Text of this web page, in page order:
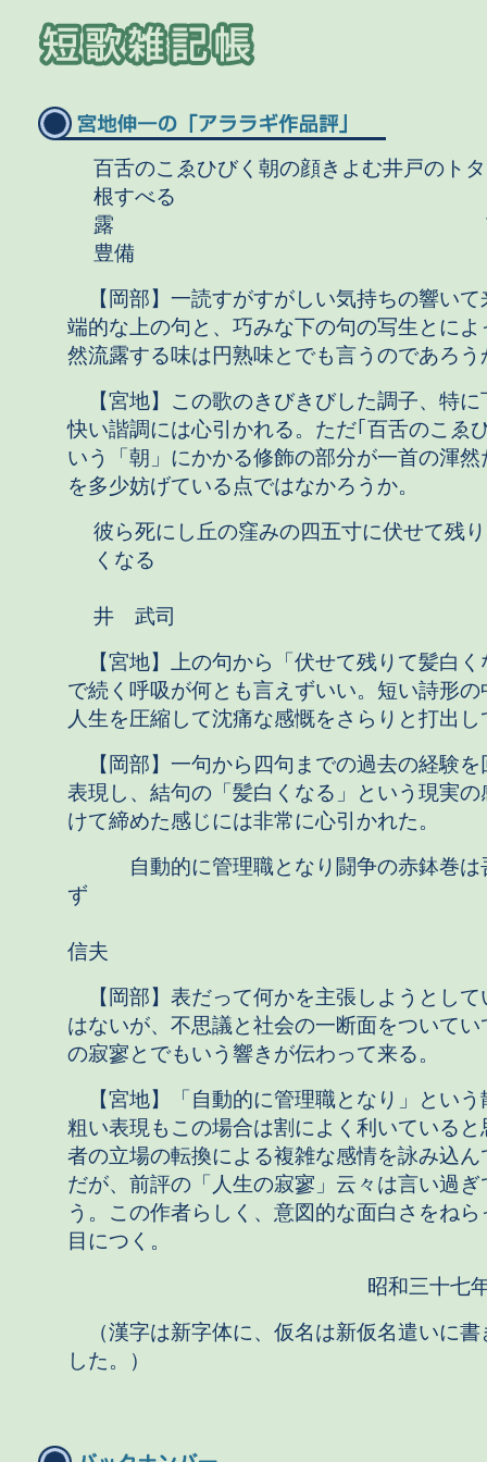
百舌のこゑひびく朝の顔きよむ井戸のト
根すべる
露 市
豊備
【岡部】一読すがすがしい気持ちの響いて
端的な上の句と、巧みな下の句の写生とによ
然流露する味は円熟味とでも言うのであろう
【宮地】この歌のきびきびした調子、特に
快い諧調には心引かれる。ただ｢百舌のこゑ
いう「朝」にかかる修飾の部分が一首の渾然
を多少妨げている点ではなかろうか。
彼ら死にし丘の窪みの四五寸に伏せて残
くなる
井 武司
【宮地】上の句から「伏せて残りて髪白く
で続く呼吸が何とも言えずいい。短い詩形の
人生を圧縮して沈痛な感慨をさらりと打出し
【岡部】一句から四句までの過去の経験を
表現し、結句の「髪白くなる」という現実の
けて締めた感じには非常に心引かれた。
自動的に管理職となり闘争の赤鉢巻は
ず
信夫
【岡部】表だって何かを主張しようとして
はないが、不思議と社会の一断面をついてい
の寂寥とでもいう響きが伝わって来る。
【宮地】「自動的に管理職となり」という
粗い表現もこの場合は割によく利いていると
者の立場の転換による複雑な感情を詠み込ん
だが、前評の「人生の寂寥」云々は言い過ぎ
う。この作者らしく、意図的な面白さをねら
目につく。
昭和三十
（漢字は新字体に、仮名は新仮名遣いに書
した。）